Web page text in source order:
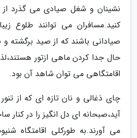
نشینان و شغل صیادی می گذرد از
کنید.مسافران می توانند طلوع
صیادانی باشند که از صید برگشته و
حال جدا کردن ماهی ازتور
اقامتگاهی می توان شاهد آن بود.
چای ذغالی و نان تازه ای که از
آید،صبحانه ای دل انگیز را در کنار
می آورند.به طورکلی اقامتگاه